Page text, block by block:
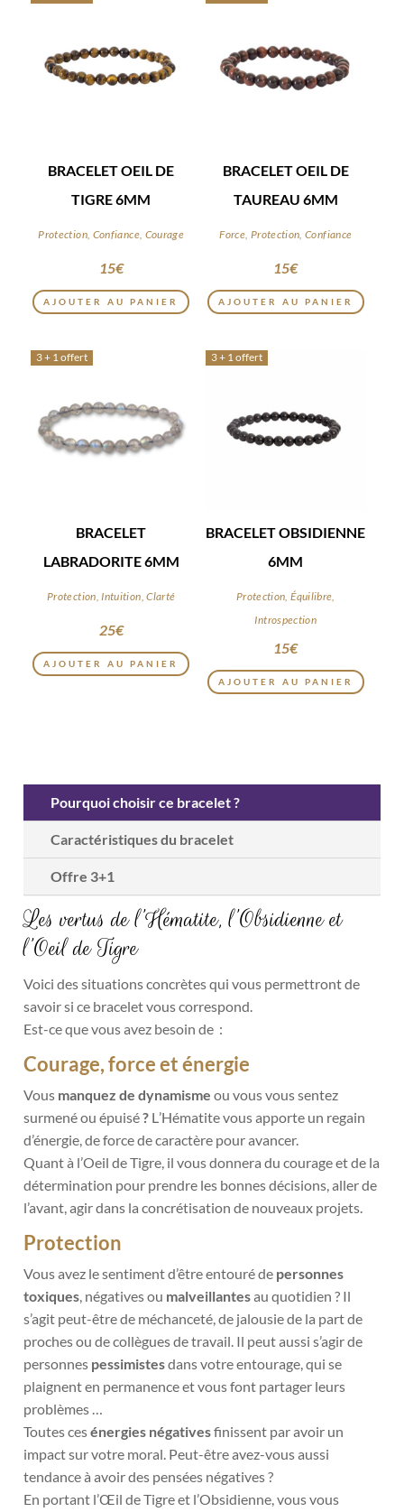
BRACELET OEIL DE
TIGRE 6MM
Protection, Confiance, Courage
15€
AJOUTER AU PANIER
BRACELET OEIL DE
TAUREAU 6MM
Force, Protection, Confiance
15€
AJOUTER AU PANIER
3 + 1 offert
BRACELET
LABRADORITE 6MM
Protection, Intuition, Clarté
25€
AJOUTER AU PANIER
3 + 1 offert
BRACELET OBSIDIENNE
6MM
Protection, Équilibre,
Introspection
15€
AJOUTER AU PANIER
Pourquoi choisir ce bracelet ?
Caractéristiques du bracelet
Offre 3+1
Les vertus de l’Hématite, l’Obsidienne et
l’Oeil de Tigre
Voici des situations concrètes qui vous permettront de
savoir si ce bracelet vous correspond.
Est-ce que vous avez besoin de :
Courage, force et énergie
Vous manquez de dynamisme ou vous vous sentez
surmené ou épuisé? L’Hématite vous apporte un regain
d’énergie, de force de caractère pour avancer.
Quant à l’Oeil de Tigre, il vous donnera du courage et de la
détermination pour prendre les bonnes décisions, aller de
l’avant, agir dans la concrétisation de nouveaux projets.
Protection
Vous avez le sentiment d’être entouré de personnes
toxiques, négatives ou malveillantesau quotidien ? Il
s’agit peut-être de méchanceté, de jalousie de la part de
proches ou decollègues de travail. Il peut aussi s’agir de
personnes pessimistesdans votre entourage, quise
plaignent en permanence et vous font partager leurs
problèmes …
Toutes cesénergies négativesfinissent par avoir un
impact sur votre moral. Peut-être avez-vous aussi
tendance à avoir des pensées négatives ?
En portant l’Œil de Tigre et l’Obsidienne, vous vous